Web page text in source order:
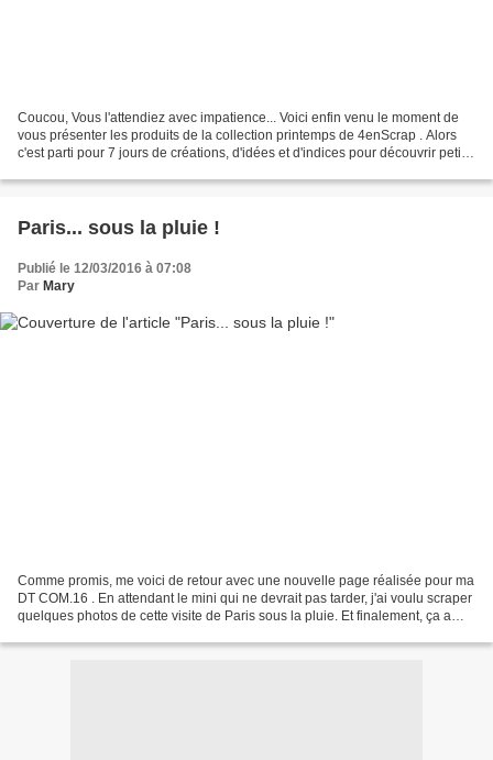
Coucou, Vous l'attendiez avec impatience... Voici enfin venu le moment de
vous présenter les produits de la collection printemps de 4enScrap . Alors
c'est parti pour 7 jours de créations, d'idées et d'indices pour découvrir petit à
Paris... sous la pluie !
Publié le 12/03/2016 à 07:08
Par Mary
Comme promis, me voici de retour avec une nouvelle page réalisée pour ma
DT COM.16 . En attendant le mini qui ne devrait pas tarder, j'ai voulu scraper
quelques photos de cette visite de Paris sous la pluie. Et finalement, ça a